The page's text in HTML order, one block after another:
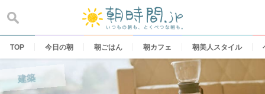
content
TOP 今日の朝 朝ごはん 朝カフェ 朝美人スタイル
建築